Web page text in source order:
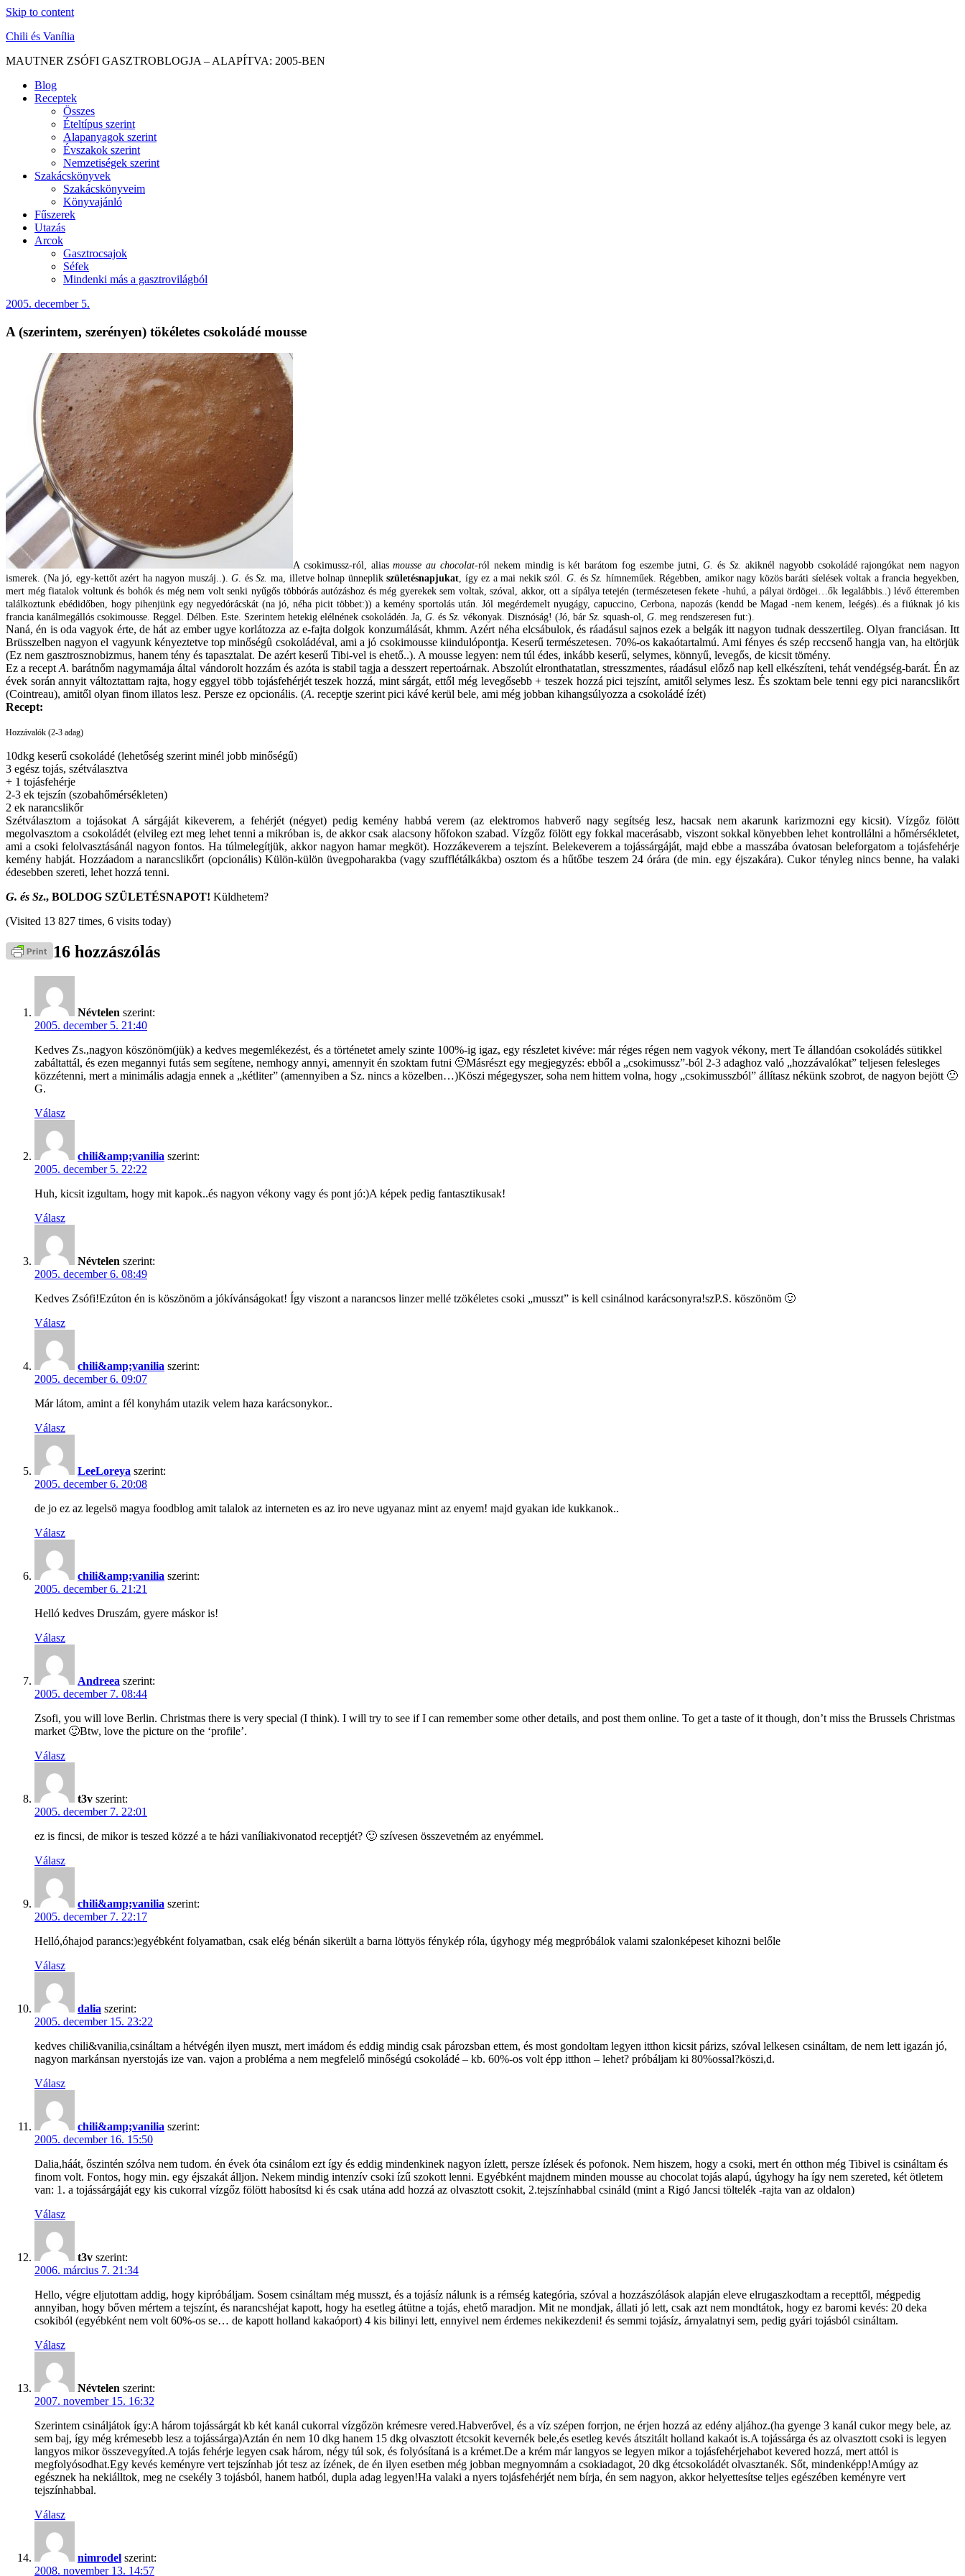
Skip to content
Chili és Vanília
MAUTNER ZSÓFI GASZTROBLOGJA – ALAPÍTVA: 2005-BEN
Blog
Receptek
Összes
Ételtípus szerint
Alapanyagok szerint
Évszakok szerint
Nemzetiségek szerint
Szakácskönyvek
Szakácskönyveim
Könyvajánló
Fűszerek
Utazás
Arcok
Gasztrocsajok
Séfek
Mindenki más a gasztrovilágból
2005. december 5.
A (szerintem, szerényen) tökéletes csokoládé mousse
A csokimussz-ról, aliasmousse au chocolat-ról nekem mindig is két barátom fog eszembe jutni,G. ésSz. akiknél nagyobb csokoládé rajongókat nem nagyon
ismerek. (Na jó, egy-kettőt azért ha nagyon muszáj..).G. ésSz. ma, illetve holnap ünneplikszületésnapjukat, így ez a mai nekik szól. G. ésSz. hímneműek. Régebben, amikor nagy közös baráti síelések voltak a francia hegyekben,
mert még fiatalok voltunk és bohók és még nem volt senki nyűgős többórás autózáshoz és még gyerekek sem voltak, szóval, akkor, ott a sípálya tetején (természetesen fekete -huhú, a pályai ördögei…ők legalábbis..) lévő étteremben
találkoztunk ebédidőben, hogy pihenjünk egy negyedórácskát (na jó, néha picit többet:)) a kemény sportolás után. Jól megérdemelt nyugágy, capuccino, Cerbona, napozás (kendd be Magad -nem kenem, leégés)..és a fiúknak jó kis
francia kanálmegállós csokimousse. Reggel. Délben. Este. Szerintem hetekig elélnének csokoládén. Ja, G. és Sz. vékonyak. Disznóság! (Jó, bár Sz. squash-ol, G. meg rendszeresen fut:).
Naná, én is oda vagyok érte, de hát az ember ugye korlátozza az e-fajta dolgok konzumálását, khmm. Azért néha elcsábulok, és ráadásul sajnos ezek a belgák itt nagyon tudnak desszertileg. Olyan franciásan. Itt
Brüsszelben nagyon el vagyunk kényeztetve top minőségû csokoládéval, ami a jó csokimousse kiindulópontja. Keserű természetesen. 70%-os kakaótartalmú. Ami fényes és szép reccsenő hangja van, ha eltörjük
(Ez nem gasztrosznobizmus, hanem tény és tapasztalat. De azért keserű Tibi-vel is ehető..). A mousse legyen: nem túl édes, inkább keserű, selymes, könnyű, levegős, de kicsit tömény.
Ez a receptA. barátnőm nagymamája által vándorolt hozzám és azóta is stabil tagja a desszert repertoárnak. Abszolút elronthatatlan, stresszmentes, ráadásul előző nap kell elkészíteni, tehát vendégség-barát. Én az
évek során annyit változtattam rajta, hogy eggyel több tojásfehérjét teszek hozzá, mint sárgát, ettől még levegősebb + teszek hozzá pici tejszínt, amitől selymes lesz. És szoktam bele tenni egy pici narancslikőrt
(Cointreau), amitől olyan finom illatos lesz. Persze ez opcionális. (A. receptje szerint pici kávé kerül bele, ami még jobban kihangsúlyozza a csokoládé ízét)
Recept:
Hozzávalók (2-3 adag)
10dkg keserű csokoládé (lehetőség szerint minél jobb minőségű)
3 egész tojás, szétválasztva
+ 1 tojásfehérje
2-3 ek tejszín (szobahőmérsékleten)
2 ek narancslikőr
Szétválasztom a tojásokat A sárgáját kikeverem, a fehérjét (négyet) pedig kemény habbá verem (az elektromos habverő nagy segítség lesz, hacsak nem akarunk karizmozni egy kicsit). Vízgőz fölött
megolvasztom a csokoládét (elvileg ezt meg lehet tenni a mikróban is, de akkor csak alacsony hőfokon szabad. Vízgőz fölött egy fokkal macerásabb, viszont sokkal könyebben lehet kontrollálni a hőmérsékletet,
ami a csoki felolvasztásánál nagyon fontos. Ha túlmelegítjük, akkor nagyon hamar megköt). Hozzákeverem a tejszínt. Belekeverem a tojássárgáját, majd ebbe a masszába óvatosan beleforgatom a tojásfehérje
kemény habját. Hozzáadom a narancslikőrt (opcionális) Külön-külön üvegpoharakba (vagy szufflétálkákba) osztom és a hűtőbe teszem 24 órára (de min. egy éjszakára). Cukor tényleg nincs benne, ha valaki
édesebben szereti, lehet hozzá tenni.
G. és Sz., BOLDOG SZÜLETÉSNAPOT! Küldhetem?
(Visited 13 827 times, 6 visits today)
16 hozzászólás
Névtelen szerint:
2005. december 5. 21:40
Kedves Zs.,nagyon köszönöm(jük) a kedves megemlékezést, és a történetet amely szinte 100%-ig igaz, egy részletet kivéve: már réges régen nem vagyok vékony, mert Te állandóan csokoládés sütikkel
zabáltattál, és ezen megannyi futás sem segítene, nemhogy annyi, amennyit én szoktam futni 🙂Másrészt egy megjegyzés: ebből a „csokimussz”-ból 2-3 adaghoz való „hozzávalókat” teljesen felesleges
közzétenni, mert a minimális adagja ennek a „kétliter” (amennyiben a Sz. nincs a közelben…)Köszi mégegyszer, soha nem hittem volna, hogy „csokimusszból” állítasz nékünk szobrot, de nagyon bejött 🙂
G.
Válasz
chili&amp;vanilia szerint:
2005. december 5. 22:22
Huh, kicsit izgultam, hogy mit kapok..és nagyon vékony vagy és pont jó:)A képek pedig fantasztikusak!
Válasz
Névtelen szerint:
2005. december 6. 08:49
Kedves Zsófi!Ezúton én is köszönöm a jókívánságokat! Így viszont a narancsos linzer mellé tzökéletes csoki „musszt” is kell csinálnod karácsonyra!szP.S. köszönöm 🙂
Válasz
chili&amp;vanilia szerint:
2005. december 6. 09:07
Már látom, amint a fél konyhám utazik velem haza karácsonykor..
Válasz
LeeLoreya szerint:
2005. december 6. 20:08
de jo ez az legelsö magya foodblog amit talalok az interneten es az iro neve ugyanaz mint az enyem! majd gyakan ide kukkanok..
Válasz
chili&amp;vanilia szerint:
2005. december 6. 21:21
Helló kedves Druszám, gyere máskor is!
Válasz
Andreea szerint:
2005. december 7. 08:44
Zsofi, you will love Berlin. Christmas there is very special (I think). I will try to see if I can remember some other details, and post them online. To get a taste of it though, don’t miss the Brussels Christmas
market 🙂Btw, love the picture on the ‘profile’.
Válasz
t3v szerint:
2005. december 7. 22:01
ez is fincsi, de mikor is teszed közzé a te házi vaníliakivonatod receptjét? 🙂 szívesen összevetném az enyémmel.
Válasz
chili&amp;vanilia szerint:
2005. december 7. 22:17
Helló,óhajod parancs:)egyébként folyamatban, csak elég bénán sikerült a barna löttyös fénykép róla, úgyhogy még megpróbálok valami szalonképeset kihozni belőle
Válasz
dalia szerint:
2005. december 15. 23:22
kedves chili&vanilia,csináltam a hétvégén ilyen muszt, mert imádom és eddig mindig csak pározsban ettem, és most gondoltam legyen itthon kicsit párizs, szóval lelkesen csináltam, de nem lett igazán jó,
nagyon markánsan nyerstojás ize van. vajon a probléma a nem megfelelő minőségú csokoládé – kb. 60%-os volt épp itthon – lehet? próbáljam ki 80%ossal?köszi,d.
Válasz
chili&amp;vanilia szerint:
2005. december 16. 15:50
Dalia,háát, őszintén szólva nem tudom. én évek óta csinálom ezt így és eddig mindenkinek nagyon ízlett, persze ízlések és pofonok. Nem hiszem, hogy a csoki, mert én otthon még Tibivel is csináltam és
finom volt. Fontos, hogy min. egy éjszakát álljon. Nekem mindig intenzív csoki ízű szokott lenni. Egyébként majdnem minden mousse au chocolat tojás alapú, úgyhogy ha így nem szereted, két ötletem
van: 1. a tojássárgáját egy kis cukorral vízgőz fölött habosítsd ki és csak utána add hozzá az olvasztott csokit, 2.tejszínhabbal csináld (mint a Rigó Jancsi töltelék -rajta van az oldalon)
Válasz
t3v szerint:
2006. március 7. 21:34
Hello, végre eljutottam addig, hogy kipróbáljam. Sosem csináltam még musszt, és a tojásíz nálunk is a rémség kategória, szóval a hozzászólások alapján eleve elrugaszkodtam a recepttől, mégpedig
annyiban, hogy bőven mértem a tejszínt, és narancshéjat kapott, hogy ha esetleg átütne a tojás, ehető maradjon. Mit ne mondjak, állati jó lett, csak azt nem mondtátok, hogy ez baromi kevés: 20 deka
csokiból (egyébként nem volt 60%-os se… de kapott holland kakaóport) 4 kis bilinyi lett, ennyivel nem érdemes nekikezdeni! és semmi tojásíz, árnyalatnyi sem, pedig gyári tojásból csináltam.
Válasz
Névtelen szerint:
2007. november 15. 16:32
Szerintem csináljátok így:A három tojássárgát kb két kanál cukorral vízgőzön krémesre vered.Habverővel, és a víz szépen forrjon, ne érjen hozzá az edény aljához.(ha gyenge 3 kanál cukor megy bele, az
sem baj, így még krémesebb lesz a tojássárga)Aztán én nem 10 dkg hanem 15 dkg olvasztott étcsokit kevernék bele,és esetleg kevés átszitált holland kakaót is.A tojássárga és az olvasztott csoki is legyen
langyos mikor összevegyíted.A tojás fehérje legyen csak három, négy túl sok, és folyósítaná is a krémet.De a krém már langyos se legyen mikor a tojásfehérjehabot kevered hozzá, mert attól is
megfolyósodhat.Egy kevés keményre vert tejszínhab jót tesz az ízének, de én ilyen esetben még jobban megnyomnám a csokiadagot, 20 dkg étcsokoládét olvasztanék. Sőt, mindenképp!Amúgy az
egésznek ha nekiálltok, meg ne csekély 3 tojásból, hanem hatból, dupla adag legyen!Ha valaki a nyers tojásfehérjét nem bírja, én sem nagyon, akkor helyettesítse teljes egészében keményre vert
tejszínhabbal.
Válasz
nimrodel szerint:
2008. november 13. 14:57